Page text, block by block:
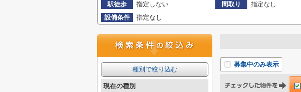
駅徒歩
指定しない 間取り
指定なし
設備条件
指定なし
募集中のみ表示
種別で絞り込む
現在の種別